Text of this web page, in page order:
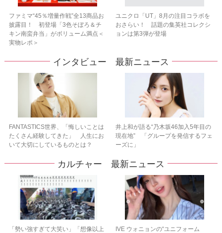
ファミマ“45％増量作戦”全13商品お
披露目！ 初登場「3色そぼろ＆チ
キン南蛮弁当」がボリューム満点＜
実物レポ＞
ユニクロ「UT」8月の注目コラボを
おさらい！ 話題の集英社コレクシ
ョンは第3弾が登場
インタビュー 最新ニュース
FANTASTICS世界、「悔しいことは
たくさん経験してきた」 人生にお
いて大切にしているものとは？
井上和が語る“乃木坂46加入5年目の
現在地” 「グループを発信するフェ
ーズに」
カルチャー 最新ニュース
「勢い強すぎて大笑い」「想像以上
IVE ウォニョンの“ユニフォーム